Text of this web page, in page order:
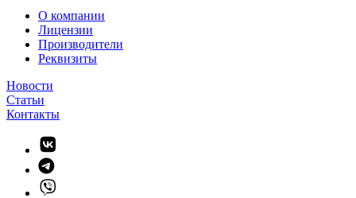
О компании
Лицензии
Производители
Реквизиты
Новости
Статьи
Контакты